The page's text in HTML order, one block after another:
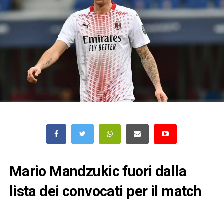
Mario Mandzukic fuori dalla
lista dei convocati per il match